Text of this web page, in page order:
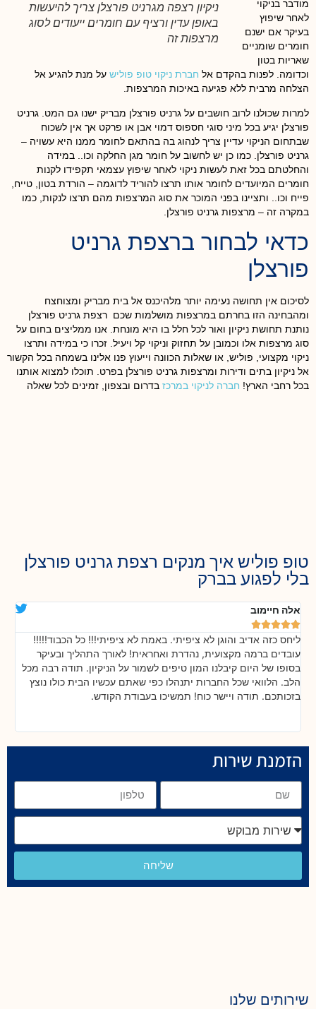
ניקיון רצפה מגרניט פורצלן צריך להיעשות
באופן עדין ורציף עם חומרים ייעודים לסוג
מרצפות זה
מודבר בניקוי
לאחר שיפוץ
בעיקר אם ישנם
חומרים שומניים
שאריות בטון
וכדומה. לפנות בהקדם אל חברת ניקוי טופ פוליש על מנת להגיע אל
הצלחה מרבית ללא פגיעה באיכות המרצפות.
למרות שכולנו לרוב חושבים על גרניט פורצלן מבריק ישנו גם המט. גרניט
פורצלן יגיע בכל מיני סוגי חספוס דמוי אבן או פרקט אך אין לשכוח
שבתחום הניקוי עדיין צריך לנהוג בה בהתאם לחומר ממנו היא עשויה –
גרניט פורצלן. כמו כן יש לחשוב על חומר מגן החלקה וכו.. במידה
והחלטתם בכל זאת לעשות ניקוי לאחר שיפוץ עצמאי תקפידו לקנות
חומרים המיועדים לחומר אותו תרצו להוריד לדוגמה – הורדת בטון, טייח,
פייח וכו.. ותציינו בפני המוכר את סוג המרצפות מהם תרצו לנקות, כמו
במקרה זה – מרצפות גרניט פורצלן.
כדאי לבחור ברצפת גרניט
פורצלן
לסיכום אין תחושה נעימה יותר מלהיכנס אל בית מבריק ומצוחצח
ומהבחינה הזו בחרתם במרצפות מושלמות שכם רצפת גרניט פורצלן
נותנת תחושת ניקיון ואור לכל חלל בו היא מונחת. אנו ממליצים בחום על
סוג מרצפות אלו וכמובן על תחזוק וניקוי קל ויעיל. זכרו כי במידה ותרצו
ניקוי מקצועי, פוליש, או שאלות הכוונה וייעוץ פנו אלינו בשמחה בכל הקשור
אל ניקיון בתים ודירות ומרצפות גרניט פורצלן בפרט. תוכלו למצוא אותנו
בכל רחבי הארץ! חברה לניקוי במרכז בדרום ובצפון, זמינים לכל שאלה
טופ פוליש איך מנקים רצפת גרניט פורצלן
בלי לפגוע בברק
אלה חיימוב





ליחס כזה אדיב והוגן לא ציפיתי. באמת לא ציפיתי!!! כל הכבוד!!!!!
עובדים ברמה מקצועית, נהדרת ואחראית! לאורך התהליך ובעיקר
בסופו של היום קיבלנו המון טיפים לשמור על הניקיון. תודה רבה מכל
הלב. הלוואי שכל החברות יתנהלו כפי שאתם עכשיו הבית כולו נוצץ
בזכותכם. תודה ויישר כוח! תמשיכו בעבודת הקודש.
הזמנת שירות
שליחה
שירותים שלנו